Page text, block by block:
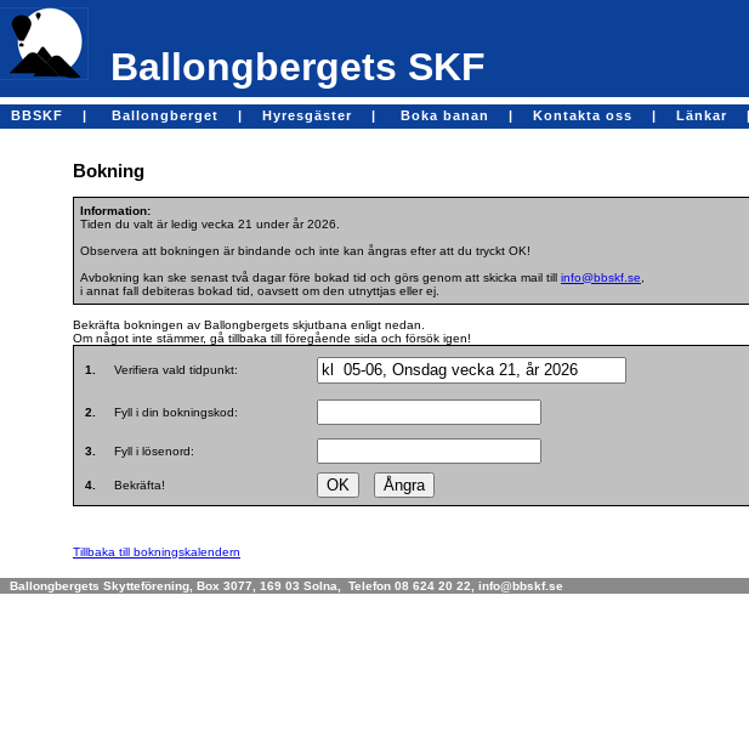
Ballongbergets SKF
BBSKF | Ballongberget | Hyresgäster | Boka banan | Kontakta oss | Länkar |
Bokning
Information:
Tiden du valt är ledig vecka 21 under år 2026.
Observera att bokningen är bindande och inte kan ångras efter att du tryckt OK!
Avbokning kan ske senast två dagar före bokad tid och görs genom att skicka mail till info@bbskf.se
i annat fall debiteras bokad tid, oavsett om den utnyttjas eller ej.
Bekräfta bokningen av Ballongbergets skjutbana enligt nedan.
Om något inte stämmer, gå tillbaka till föregående sida och försök igen!
1. Verifiera vald tidpunkt:
2. Fyll i din bokningskod:
3. Fyll i lösenord:
4. Bekräfta!
Tillbaka till bokningskalendern
Ballongbergets Skytteförening, Box 3077, 169 03 Solna, Telefon 08 624 20 22, info@bbskf.se